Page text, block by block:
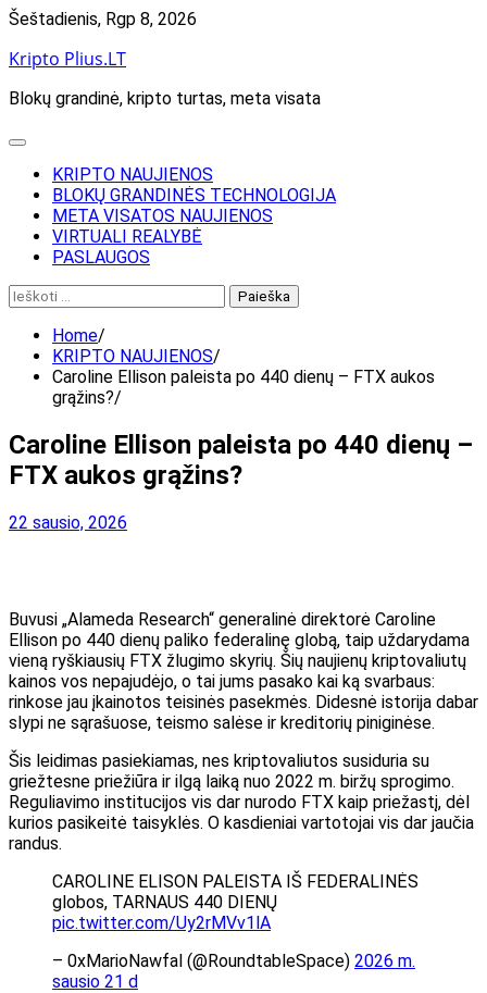
Skip
content
Šeštadienis, Rgp 8, 2026
Kripto Plius.LT
Blokų grandinė, kripto turtas, meta visata
KRIPTO NAUJIENOS
BLOKŲ GRANDINĖS TECHNOLOGIJA
META VISATOS NAUJIENOS
VIRTUALI REALYBĖ
PASLAUGOS
Ieškoti:
Home
KRIPTO NAUJIENOS
Caroline Ellison paleista po 440 dienų – FTX aukos
grąžins?
Caroline Ellison paleista po 440 dienų –
FTX aukos grąžins?
22 sausio, 2026
Buvusi „Alameda Research“ generalinė direktorė Caroline
Ellison po 440 dienų paliko federalinę globą, taip uždarydama
vieną ryškiausių FTX žlugimo skyrių. Šių naujienų kriptovaliutų
kainos vos nepajudėjo, o tai jums pasako kai ką svarbaus:
rinkose jau įkainotos teisinės pasekmės. Didesnė istorija dabar
slypi ne sąrašuose, teismo salėse ir kreditorių piniginėse.
Šis leidimas pasiekiamas, nes kriptovaliutos susiduria su
griežtesne priežiūra ir ilgą laiką nuo 2022 m. biržų sprogimo.
Reguliavimo institucijos vis dar nurodo FTX kaip priežastį, dėl
kurios pasikeitė taisyklės. O kasdieniai vartotojai vis dar jaučia
randus.
CAROLINE ELISON PALEISTA IŠ FEDERALINĖS
globos, TARNAUS 440 DIENŲ
pic.twitter.com/Uy2rMVv1lA
– 0xMarioNawfal (@RoundtableSpace) 2026 m.
sausio 21 d